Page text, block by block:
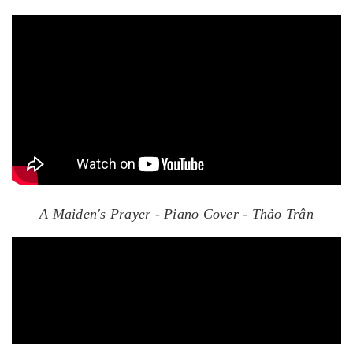
A Maiden's Prayer - Piano Cover - Thảo Trân